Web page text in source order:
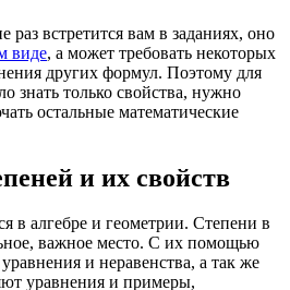
раз встретится вам в заданиях, оно
виде, а может требовать некоторых
других формул. Поэтому для
знать только свойства, нужно
остальные математические
и их свойств
в алгебре и геометрии. Степени в
важное место. С их помощью
и неравенства, а так же
уравнения и примеры,